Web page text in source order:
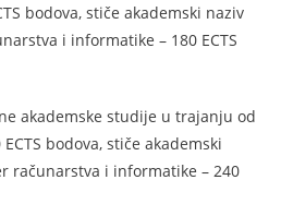
bodova, stiče akademski naziv
i informatike – 180 ECTS
akademske studije u trajanju od
bodova, stiče akademski
računarstva i informatike – 240